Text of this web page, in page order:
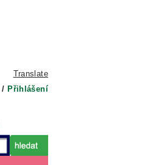
Translate
/ Přihlášení